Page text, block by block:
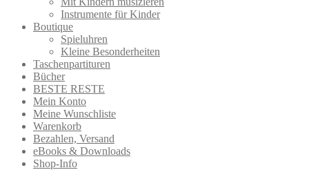
Instrumente für Kinder
Boutique
Spieluhren
Kleine Besonderheiten
Taschenpartituren
Bücher
BESTE RESTE
Mein Konto
Meine Wunschliste
Warenkorb
Bezahlen, Versand
eBooks & Downloads
Shop-Info